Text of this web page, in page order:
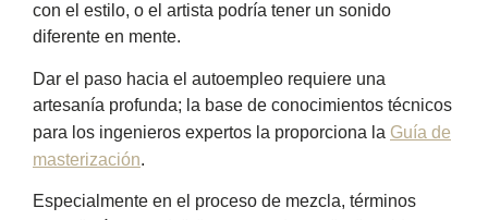
con el estilo, o el artista podría tener un sonido
diferente en mente.
Dar el paso hacia el autoempleo requiere una
artesanía profunda; la base de conocimientos técnicos
para los ingenieros expertos la proporciona la Guía de
masterización.
Especialmente en el proceso de mezcla, términos